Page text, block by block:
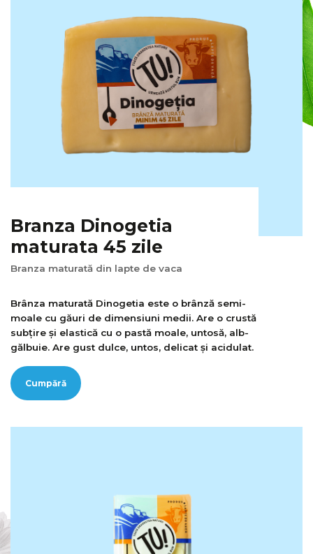
Branza Dinogetia
maturata 45 zile
Branza maturată din lapte de vaca
Brânza maturată Dinogetia este o brânză semi-
moale cu găuri de dimensiuni medii. Are o crustă
subțire și elastică cu o pastă moale, untosă, alb-
gălbuie. Are gust dulce, untos, delicat și acidulat.
Cumpără